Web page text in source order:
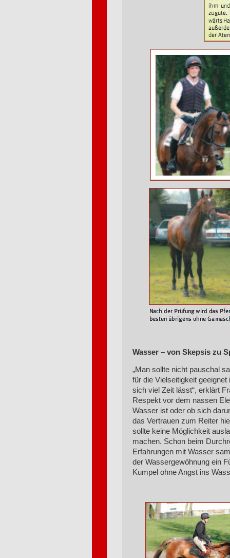
Wasser – von Skepsis zu
„Man sollte nicht pauschal
für die Vielseitigkeit
sich viel Zeit lässt“, erklärt
Respekt vor dem nassen
Wasser ist oder ob sich
das Vertrauen zum Reiter
sollte keine Möglichkeit
machen. Schon beim
Erfahrungen mit Wasser
der Wassergewöhnung ein
Kumpel ohne Angst ins